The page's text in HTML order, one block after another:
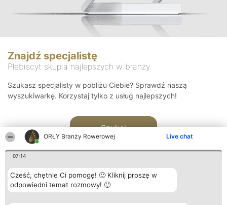
ORŁY Branży Rowerowej Live chat
07:14
Cześć, chętnie Ci pomogę! 🙂 Kliknij proszę w
odpowiedni temat rozmowy! 🙂
Znajdź specjalistę
Plebiscyt skupia najlepszych w branży
Szukasz specjalisty w pobliżu Ciebie? Sprawdź naszą
wyszukiwarkę. Korzystaj tylko z usług najlepszych!
Szukaj
Organizator plebiscytu Plebiscyt Kontakt